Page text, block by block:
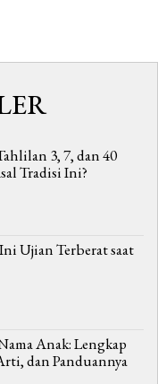
3, 7, dan 40
Tradisi Ini?
Ujian Terberat saat
Anak: Lengkap
dan Panduannya